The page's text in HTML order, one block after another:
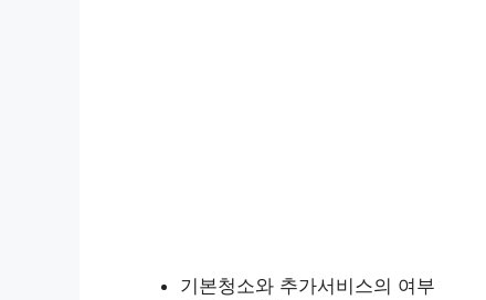
기본청소와 추가서비스의 여부